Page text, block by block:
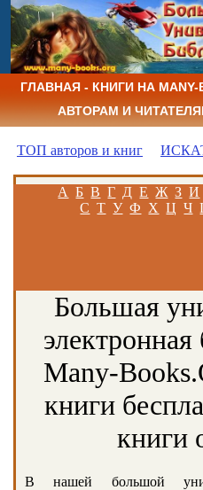
ГЛАВНАЯ - КНИГИ НА MANY-
АВТОРАМ И
ТОП авторов и книг
А Б В Г Д Е Ж З И
С Т У Ф Х Ц Ч
Большая
Many-
книги
книги
В нашей большой